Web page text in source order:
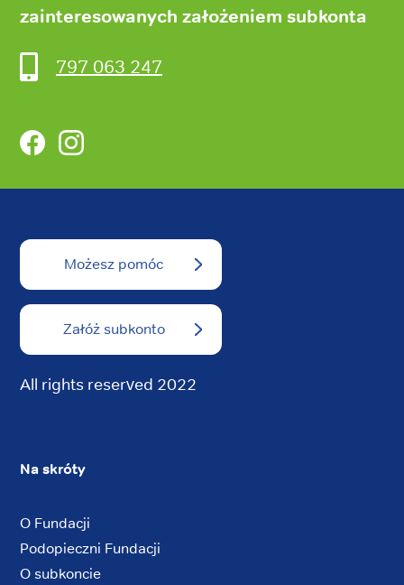
zainteresowanych założeniem subkonta
797 063 247
FacebookInstagram
Możesz pomóc
Załóż subkonto
All rights reserved 2022
Na skróty
O Fundacji
Podopieczni Fundacji
O subkoncie